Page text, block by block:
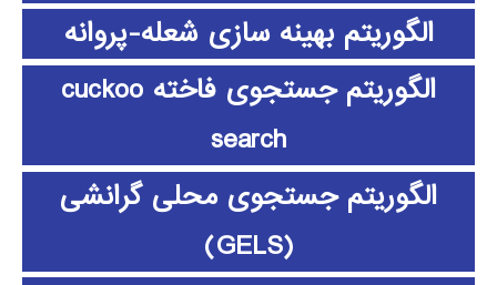
الگوریتم بهینه سازی شعله-پروانه
الگوریتم جستجوی فاخته cuckoo
search
الگوریتم جستجوی محلی گرانشی
(GELS)